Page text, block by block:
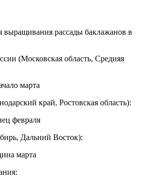
выращивания рассады баклажанов в
(Московская область, Средняя
марта
край, Ростовская область):
февраля
Дальний Восток):
марта